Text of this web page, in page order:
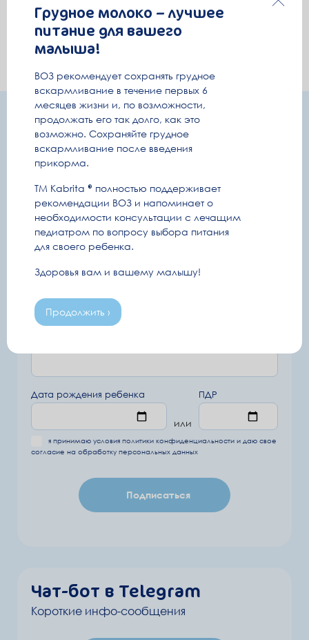
Подпишитесь и получайте полезную
информацию удобным способом
Информация о беременности и уходе за малышом
Секретные промокоды и розыгрыши
Емейл
Дата рождения ребенка
или
ПДР
я принимаю условия политики конфиденциальности и даю свое
согласие на обработку персональных данных
Подписаться
Чат-бот в Telegram
Короткие инфо-сообщения
Грудное молоко – лучшее
питание для вашего
малыша!
ВОЗ рекомендует сохранять грудное
вскармливание в течение первых 6
месяцев жизни и, по возможности,
продолжать его так долго, как это
возможно. Сохраняйте грудное
вскармливание после введения
прикорма.
ТМ Kabrita
полностью поддерживает
рекомендации ВОЗ и напоминает о
необходимости консультации с лечащим
педиатром по вопросу выбора питания
для своего ребенка.
Здоровья вам и вашему малышу!
Продолжить ›